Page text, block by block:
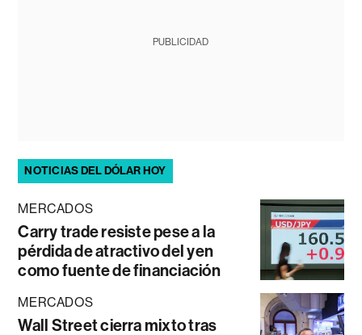
PUBLICIDAD
NOTICIAS DEL DÓLAR HOY
MERCADOS
Carry trade resiste pese a la
pérdida de atractivo del yen
como fuente de financiación
MERCADOS
Wall Street cierra mixto tras